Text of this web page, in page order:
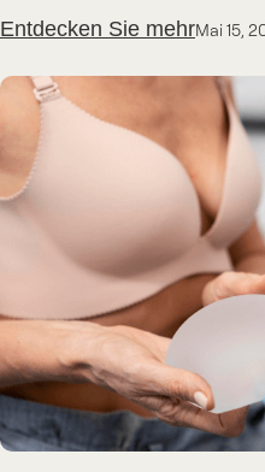
Entdecken Sie mehrMai 15,